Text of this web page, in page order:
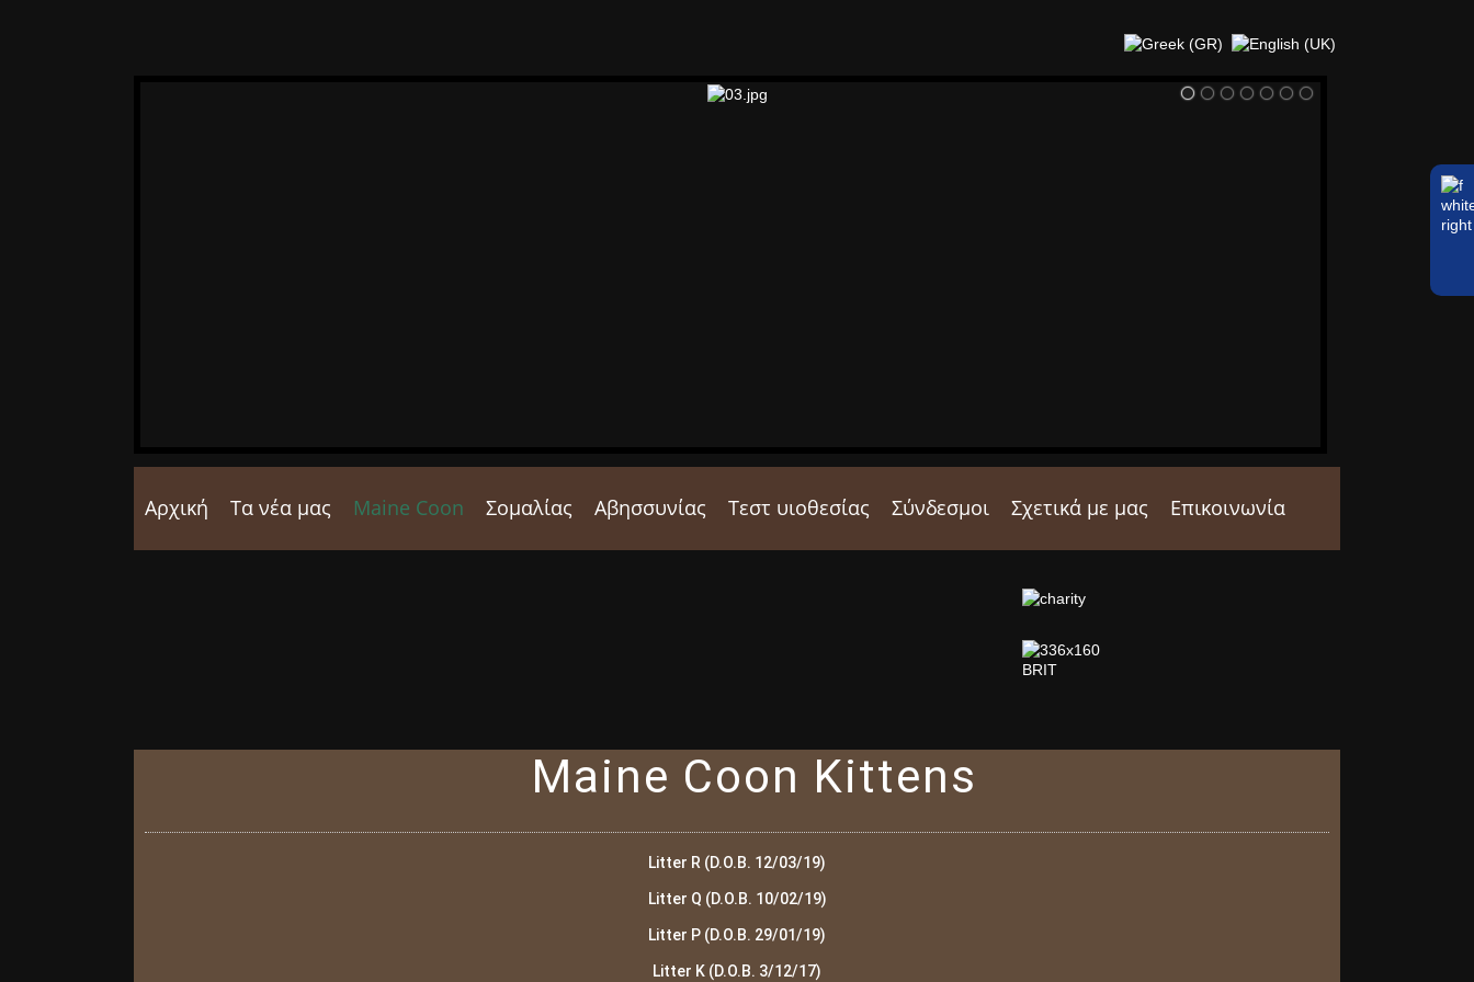
Αρχική Τα νέα μας Maine Coon Σομαλίας Αβησσυνίας Τεστ υιοθεσίας Σύνδεσμοι Σχετικά με μας Επικοινωνία
Maine Coon Kittens
Litter R (D.O.B. 12/03/19)
Litter Q (D.O.B. 10/02/19)
Litter P (D.O.B. 29/01/19)
Litter K (D.O.B. 3/12/17)